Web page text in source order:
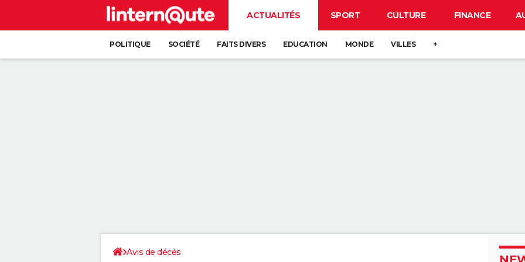
ACTUALITÉS SPORT CULTURE FINANCE
POLITIQUE SOCIÉTÉ FAITS DIVERS EDUCATION MONDE VILLES +
Avis de décès